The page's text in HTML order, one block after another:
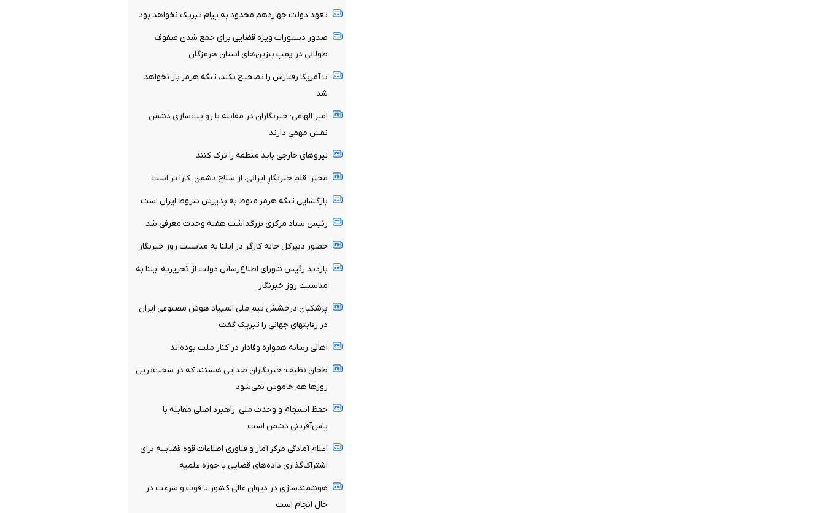
تعهد دولت چهاردهم محدود به پیام تبریک نخواهد بود
صدور دستورات ویژه قضایی برای جمع شدن صفوف
طولانی در پمپ بنزین‌های استان هرمزگان
تا آمریکا رفتارش را تصحیح نکند، تنگه هرمز باز نخواهد
شد
امیر الهامی: خبرنگاران در مقابله با روایت‌سازی دشمن
نقش مهمی دارند
نیرو‌های خارجی باید منطقه را ترک کنند
مخبر: قلمِ خبرنگارِ ایرانی، از سلاح دشمن، کارا تر است
بازگشایی تنگه هرمز منوط به پذیرش شروط ایران است
رئیس ستاد مرکزی بزرگداشت هفته وحدت معرفی شد
حضور دبیرکل خانه کارگر در ایلنا به مناسبت روز خبرنگار
بازدید رئیس شورای اطلاع‌رسانی دولت از تحریریه ایلنا به
مناسبت روز خبرنگار
پزشکیان درخشش تیم ملی المپیاد هوش مصنوعی ایران
در رقابتهای جهانی را تبریک گفت
اهالی رسانه همواره وفادار در کنار ملت بوده‌اند
طحان نظیف: خبرنگاران صدایی هستند که در سخت‌ترین
روزها هم خاموش نمی‌شود
حفظ انسجام و وحدت ملی، راهبرد اصلی مقابله با
یاس‌آفرینی دشمن است
اعلام آمادگی مرکز آمار و فناوری اطلاعات قوه قضاییه برای
اشتراک‌گذاری داده‌های قضایی با حوزه علمیه
هوشمندسازی در دیوان عالی کشور با قوت و سرعت در
حال انجام است